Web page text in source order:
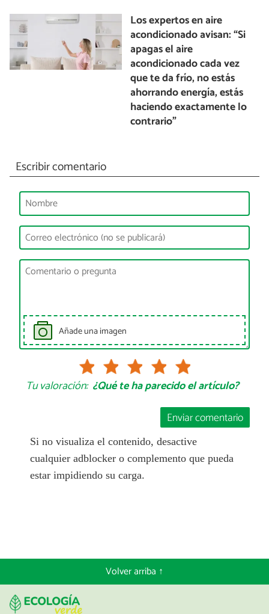
Los expertos en aire
acondicionado avisan: “Si
apagas el aire
acondicionado cada vez
que te da frío, no estás
ahorrando energía, estás
haciendo exactamente lo
contrario”
Escribir comentario
Añade una imagen
Tu valoración: ¿Qué te ha parecido el artículo?
Enviar comentario
Si no visualiza el contenido, desactive
cualquier adblocker o complemento que pueda
estar impidiendo su carga.
Volver arriba ↑